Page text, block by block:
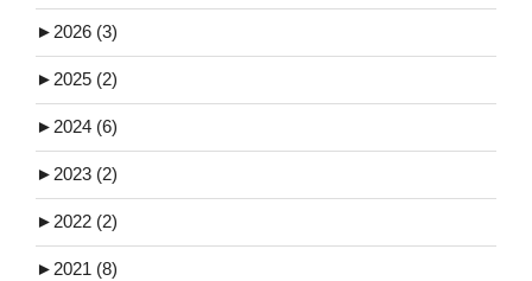
►2026 (3)
►2025 (2)
►2024 (6)
►2023 (2)
►2022 (2)
►2021 (8)